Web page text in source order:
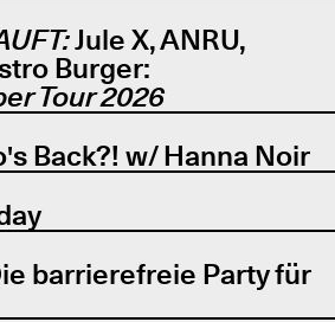
Jule X, ANRU,
Burger:
Tour 2026
Back?! w/ Hanna Noir
barrierefreie Party für